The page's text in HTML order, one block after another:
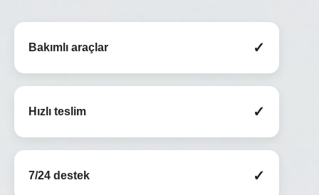
Bakımlı araçlar ✓
Hızlı teslim ✓
7/24 destek ✓